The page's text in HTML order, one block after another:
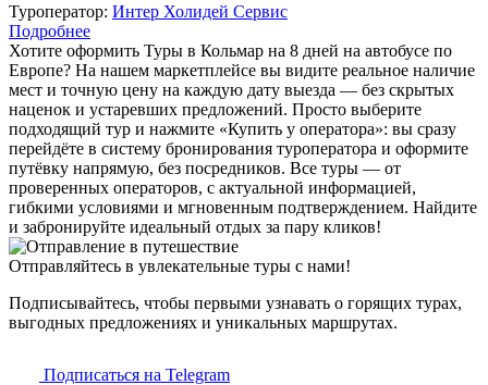
Туроператор: Интер Холидей Сервис
Подробнее
Хотите оформить Туры в Кольмар на 8 дней на автобусе по
Европе? На нашем маркетплейсе вы видите реальное наличие
мест и точную цену на каждую дату выезда — без скрытых
наценок и устаревших предложений. Просто выберите
подходящий тур и нажмите «Купить у оператора»: вы сразу
перейдёте в систему бронирования туроператора и оформите
путёвку напрямую, без посредников. Все туры — от
проверенных операторов, с актуальной информацией,
гибкими условиями и мгновенным подтверждением. Найдите
и забронируйте идеальный отдых за пару кликов!
Отправляйтесь в увлекательные туры с нами!
Подписывайтесь, чтобы первыми узнавать о горящих турах,
выгодных предложениях и уникальных маршрутах.
Подписаться на Telegram